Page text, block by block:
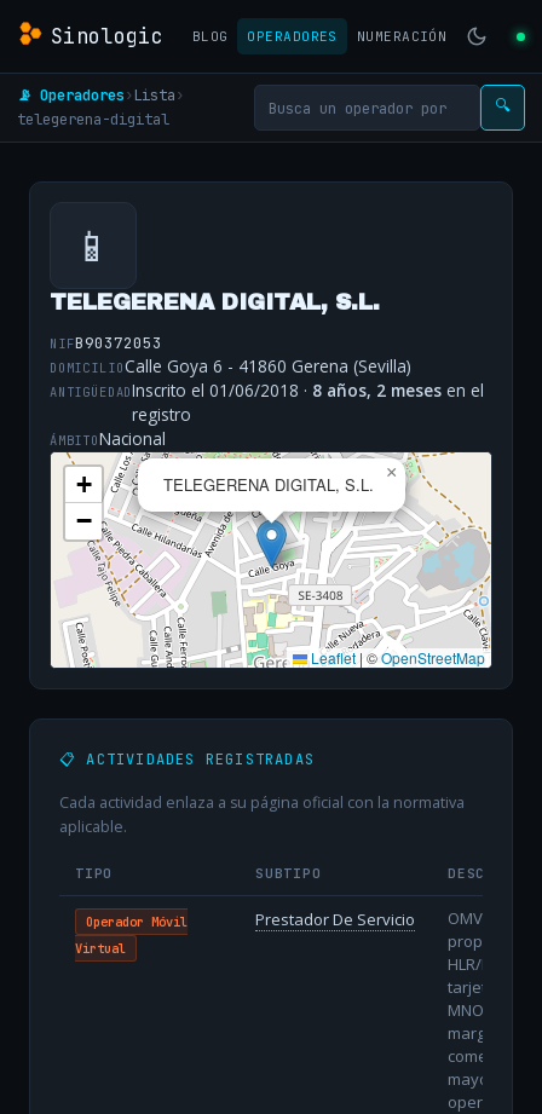
Sinologic BLOG OPERADORES NUMERACIÓN
📡 Operadores› Lista›
telegerena-digital
🔍
📱
TELEGERENA DIGITAL, S.L.
NIFB90372053
DOMICILIOCalle Goya 6 - 41860 Gerena (Sevilla)
ANTIGÜEDADInscrito el 01/06/2018 · 8 años, 2 meses en el
registro
ÁMBITONacional
TELEGERENA DIGITAL, S.L.
×
+
−
Leaflet | ©OpenStreetMap
📋 ACTIVIDADES REGISTRADAS
Cada actividad enlaza a su página oficial con la normativa
aplicable.
TIPO SUBTIPO
Operador Móvil
Virtual
Prestador De Servicio
OMV sin
propio:
HLR/HSS y
tarjetas del
MNO, con
margen
comercial
mayor
operativa.